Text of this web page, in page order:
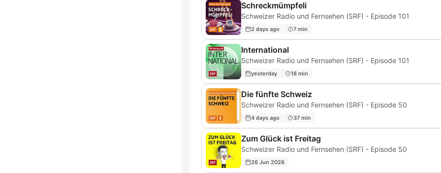
Schreckmümpfeli
Schweizer Radio und Fernsehen (SRF) - Episode 101
2 days ago 7 min
International
Schweizer Radio und Fernsehen (SRF) - Episode 101
yesterday 18 min
Die fünfte Schweiz
Schweizer Radio und Fernsehen (SRF) - Episode 50
4 days ago 37 min
Zum Glück ist Freitag
Schweizer Radio und Fernsehen (SRF) - Episode 50
26 Jun 2026